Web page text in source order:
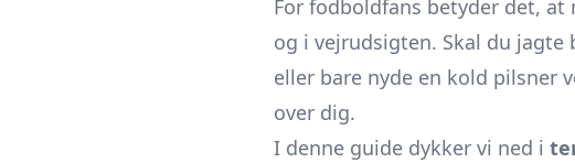
For fodboldfans betyder det, at
og i vejrudsigten. Skal du
eller bare nyde en kold pilsner
over dig.
I denne guide dykker vi ned i